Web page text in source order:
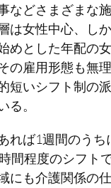
などさまざまな
は女性中心、し
めとした年配の
の雇用形態も無
短いシフト制の
る。
れば1週間のうち
間程度のシフト
にも介護関係の